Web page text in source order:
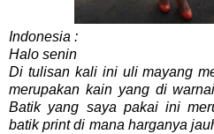
Indonesia :
Halo senin
Di tulisan kali ini uli mayang
merupakan kain yang di
Batik yang saya pakai ini
batik print di mana harganya